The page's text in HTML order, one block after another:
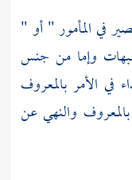
في المأمور " أو "
وإما من جنس
في الأمر بالمعروف
والنهي عن